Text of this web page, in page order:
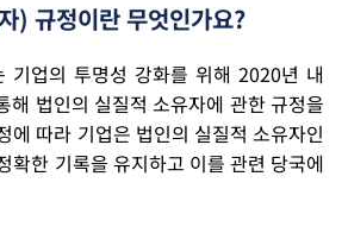
) 규정이란 무엇인가요?
기업의 투명성 강화를 위해 2020년 내
해 법인의 실질적 소유자에 관한 규정을
에 따라 기업은 법인의 실질적 소유자인
확한 기록을 유지하고 이를 관련 당국에